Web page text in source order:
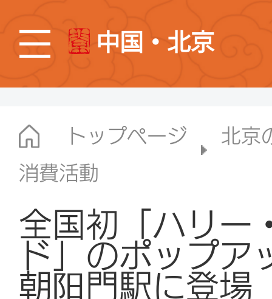
中国・北京
トップページ
北京
消費活動
全国初「ハリー
ド」のポップア
朝阳門駅に登場